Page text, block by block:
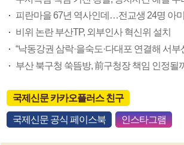
피란마을 67년 역사인데…전교생 24명 아
비위 논란 부산TP, 외부인사 혁신위 설치
“낙동강권 삼락·을숙도·다대포 연결해 서부
부산 북구청 쑥뜸방, 前구청장 책임 인정될
국제신문 카카오플러스 친구
국제신문 공식 페이스북 인스타그램